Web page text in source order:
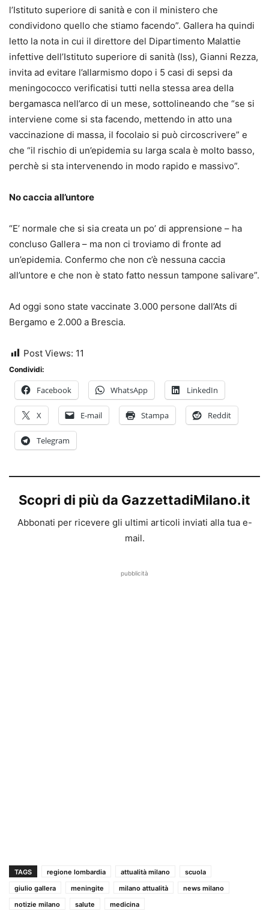
l’Istituto superiore di sanità e con il ministero che
condividono quello che stiamo facendo”. Gallera ha quindi
letto la nota in cui il direttore del Dipartimento Malattie
infettive dell’Istituto superiore di sanità (Iss), Gianni Rezza,
invita ad evitare l’allarmismo dopo i 5 casi di sepsi da
meningococco verificatisi tutti nella stessa area della
bergamasca nell’arco di un mese, sottolineando che “se si
interviene come si sta facendo, mettendo in atto una
vaccinazione di massa, il focolaio si può circoscrivere” e
che “il rischio di un’epidemia su larga scala è molto basso,
perchè si sta intervenendo in modo rapido e massivo”.
No caccia all’untore
“E’ normale che si sia creata un po’ di apprensione – ha
concluso Gallera – ma non ci troviamo di fronte ad
un’epidemia. Confermo che non c’è nessuna caccia
all’untore e che non è stato fatto nessun tampone salivare”.
Ad oggi sono state vaccinate 3.000 persone dall’Ats di
Bergamo e 2.000 a Brescia.
Post Views: 11
Condividi:
Facebook WhatsApp LinkedIn
X E-mail Stampa Reddit
Telegram
Scopri di più da GazzettadiMilano.it
Abbonati per ricevere gli ultimi articoli inviati alla tua e-
mail.
pubblicità
TAGS regione lombardia attualità milano
scuola
giulio gallera
meningite milano attualità
news milano
notizie milano
salute medicina